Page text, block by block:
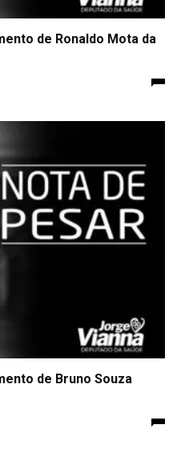
de Ronaldo Mota da
de Bruno Souza